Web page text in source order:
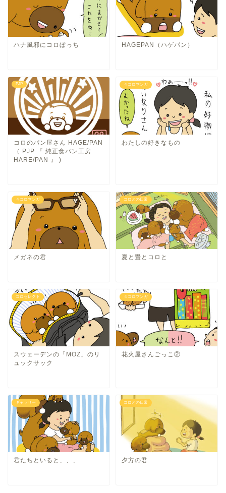
ハナ風邪にコロぼっち HAGEPAN（ハゲパン）
PJP
コロのパン屋さん HAGE/PAN
（ PJP 『 純正食パン工房
HARE/PAN 』 )
４コロマンガ
わたしの好きなもの
４コロマンガ
メガネの君
コロとの日常
夏と畳とコロと
コロセレクト
スウェーデンの「MOZ」のリ
ュックサック
４コロマンガ
花火屋さんごっこ②
ギャラリー
君たちといると、、、
コロとの日常
夕方の君